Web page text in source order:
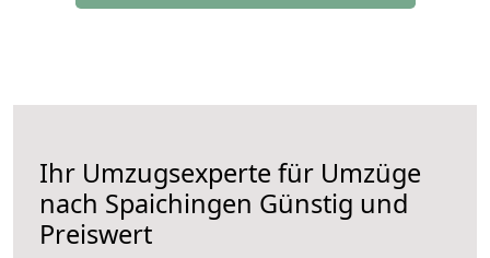
Ihr Umzugsexperte für Umzüge
nach Spaichingen Günstig und
Preiswert